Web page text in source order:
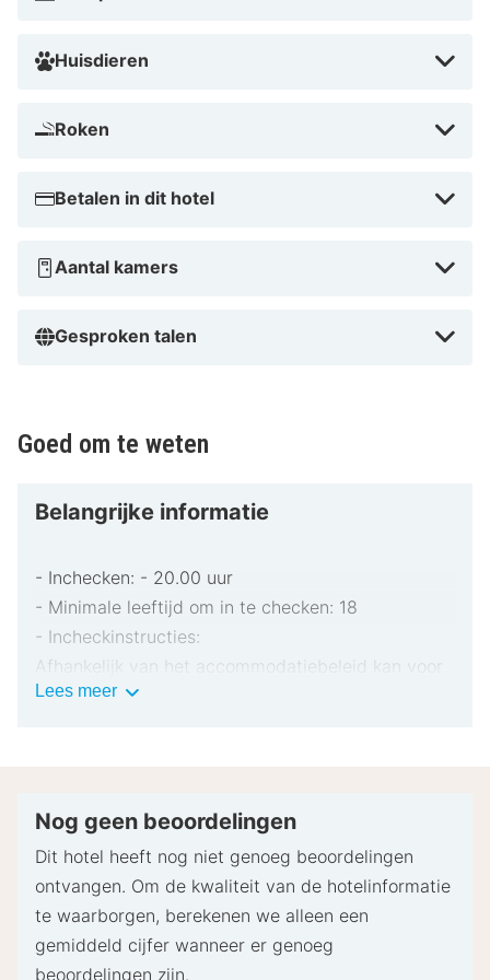
Park. Dit hotel voor families ligt op 18,8 km van Heide-
Vlak bij Snow Dome
Huisdieren
Roken
Betalen in dit hotel
Aantal kamers
Gesproken talen
Goed om te weten
Belangrijke informatie
- Inchecken: - 20.00 uur
- Minimale leeftijd om in te checken: 18
- Incheckinstructies:
Afhankelijk van het accommodatiebeleid kan voor
extra personen een toeslag in rekening worden
pinpas of borgsom in contanten te verstrekken
Speciale verzoeken worden onder voorbehoud van
beschikbaarheid bij het inchecken ingewilligd.
Hiervoor kunnen extra kosten in rekening worden
gebracht. Speciale verzoeken kunnen niet worden
Lees meerBelangrijke
Nog geen beoordelingen
Dit hotel heeft nog niet genoeg beoordelingen
ontvangen. Om de kwaliteit van de hotelinformatie
te waarborgen, berekenen we alleen een
gemiddeld cijfer wanneer er genoeg
beoordelingen zijn.